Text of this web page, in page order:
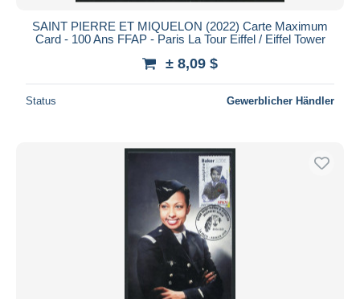
SAINT PIERRE ET MIQUELON (2022) Carte Maximum
Card - 100 Ans FFAP - Paris La Tour Eiffel / Eiffel Tower
± 8,09 $
Status Gewerblicher Händler